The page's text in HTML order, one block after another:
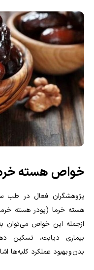
خواص هسته
پژوهشگران فعال در طب
هسته خرما (پودر هسته
ازجمله این خواص می‌توان
بیماری دیابت، تسکین
بدن و بهبود عملکرد کلیه‌ها